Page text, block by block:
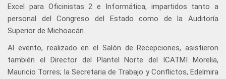
Excel para Oficinistas 2 e Informática, impartidos tanto a
personal del Congreso del Estado como de la Auditoría
Superior de Michoacán.
Al evento, realizado en el Salón de Recepciones, asistieron
también el Director del Plantel Norte del ICATMI Morelia,
Mauricio Torres; la Secretaria de Trabajo y Conflictos, Edelmira